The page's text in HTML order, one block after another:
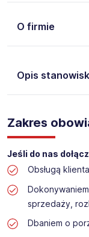
O firmie
Opis
Pośrednictwa
Profit jest
polskich agencji
działalności
w całym kraju.
największych
przedsiębiorstw
396 w Krajowym
Obecnie dla
na stanowisko:
Zakres
Jeśli do nas
Obsługą klienta
sprzedaży,
Dbaniem o